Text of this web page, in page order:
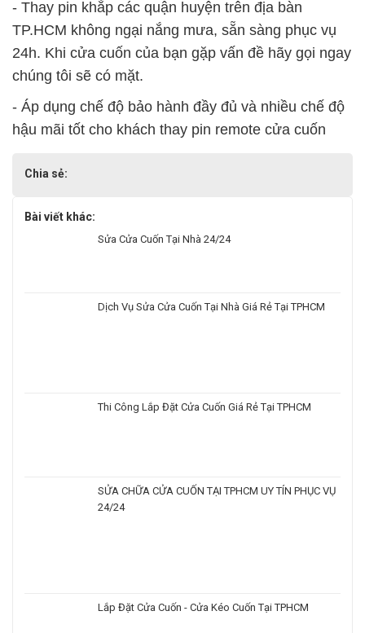
- Thay pin khắp các quận huyện trên địa bàn
TP.HCM không ngại nắng mưa, sẵn sàng phục vụ
24h. Khi cửa cuốn của bạn gặp vấn đề hãy gọi ngay
chúng tôi sẽ có mặt.
- Áp dụng chế độ bảo hành đầy đủ và nhiều chế độ
hậu mãi tốt cho khách thay pin remote cửa cuốn
Chia sẻ:
Bài viết khác:
Sửa Cửa Cuốn Tại Nhà 24/24
Dịch Vụ Sửa Cửa Cuốn Tại Nhà Giá Rẻ Tại TPHCM
Thi Công Lắp Đặt Cửa Cuốn Giá Rẻ Tại TPHCM
SỬA CHỮA CỬA CUỐN TẠI TPHCM UY TÍN PHỤC VỤ
24/24
Lắp Đặt Cửa Cuốn - Cửa Kéo Cuốn Tại TPHCM